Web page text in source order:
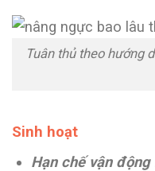
Tuân thủ theo hướng
Sinh hoạt
Hạn chế vận